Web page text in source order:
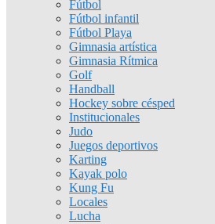
Fútbol
Fútbol infantil
Fútbol Playa
Gimnasia artística
Gimnasia Rítmica
Golf
Handball
Hockey sobre césped
Institucionales
Judo
Juegos deportivos
Karting
Kayak polo
Kung Fu
Locales
Lucha